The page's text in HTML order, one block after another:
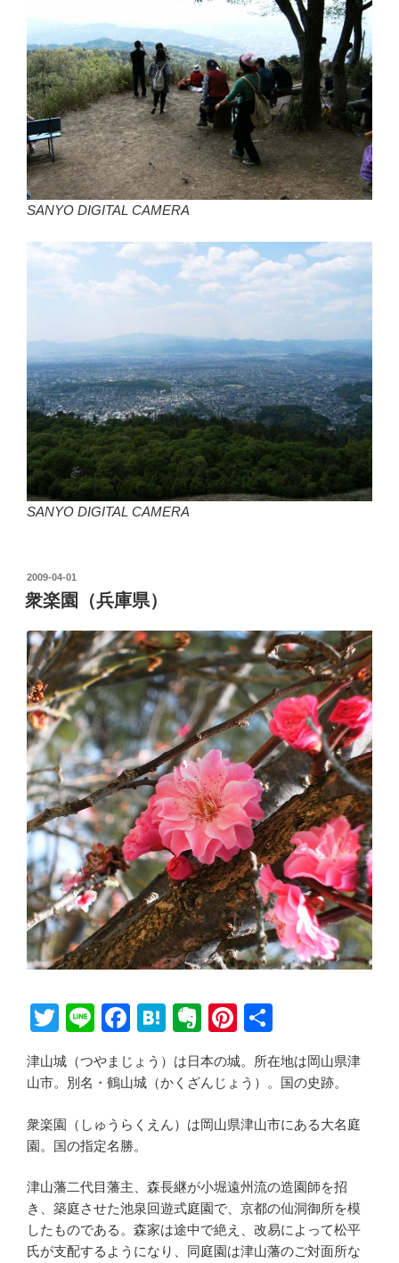
k
SANYO DIGITAL CAMERA
SANYO DIGITAL CAMERA
投
稿
日:
2009-04-01
衆楽園（兵庫県）
T
wi
tt
Li
e
F
c
b
o
o
k
H
at
e
a
E
v
er
ot
Pi
nt
er
st
有
津山城（つやまじょう）は日本の城。所在地は岡山県津
山市。別名・鶴山城（かくざんじょう）。国の史跡。
衆楽園（しゅうらくえん）は岡山県津山市にある大名庭
園。国の指定名勝。
津山藩二代目藩主、森長継が小堀遠州流の造園師を招
き、築庭させた池泉回遊式庭園で、京都の仙洞御所を模
したものである。森家は途中で絶え、改易によって松平
氏が支配するようになり、同庭園は津山藩のご対面所な